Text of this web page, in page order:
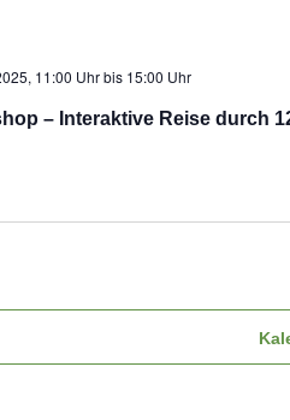
11:00 Uhrbis 15:00 Uhr
– Interaktive Reise durch